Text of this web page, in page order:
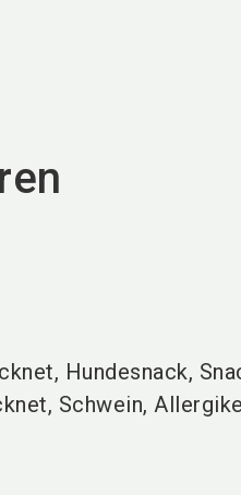
Hundesnack,
Schwein,